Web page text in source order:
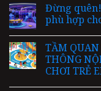
Đừng
phù hợp
TẦM QUAN
THÔNG
CHƠI TRẺ